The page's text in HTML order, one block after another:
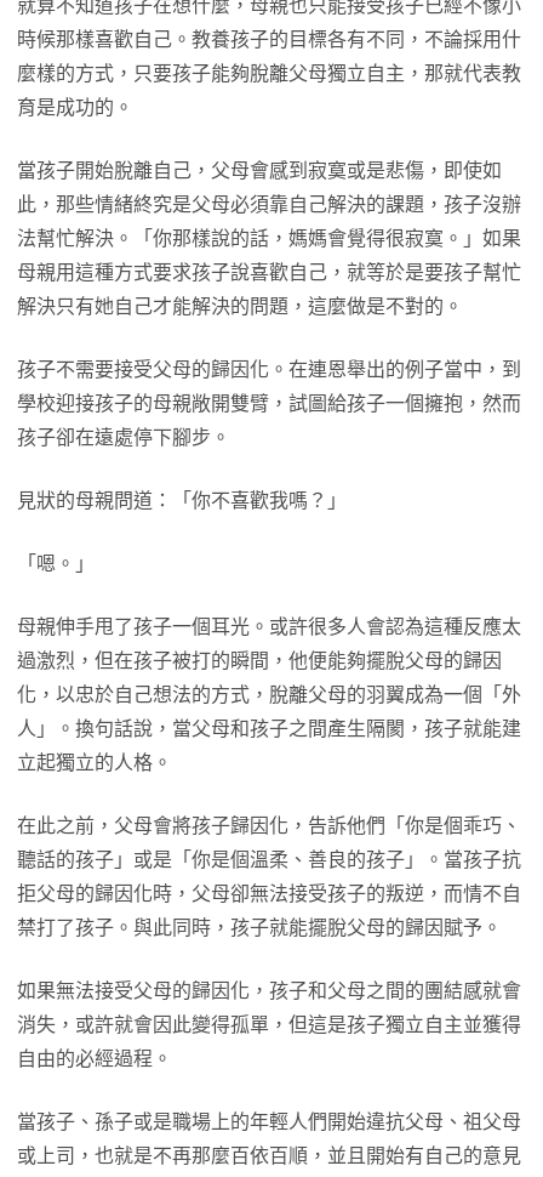
就算不知道孩子在想什麼，母親也只能接受孩子已經不像小
時候那樣喜歡自己。教養孩子的目標各有不同，不論採用什
麼樣的方式，只要孩子能夠脫離父母獨立自主，那就代表教
育是成功的。
當孩子開始脫離自己，父母會感到寂寞或是悲傷，即使如
此，那些情緒終究是父母必須靠自己解決的課題，孩子沒辦
法幫忙解決。「你那樣說的話，媽媽會覺得很寂寞。」如果
母親用這種方式要求孩子說喜歡自己，就等於是要孩子幫忙
解決只有她自己才能解決的問題，這麼做是不對的。
孩子不需要接受父母的歸因化。在連恩舉出的例子當中，到
學校迎接孩子的母親敞開雙臂，試圖給孩子一個擁抱，然而
孩子卻在遠處停下腳步。
見狀的母親問道：「你不喜歡我嗎？」
「嗯。」
母親伸手甩了孩子一個耳光。或許很多人會認為這種反應太
過激烈，但在孩子被打的瞬間，他便能夠擺脫父母的歸因
化，以忠於自己想法的方式，脫離父母的羽翼成為一個「外
人」。換句話說，當父母和孩子之間產生隔閡，孩子就能建
立起獨立的人格。
在此之前，父母會將孩子歸因化，告訴他們「你是個乖巧、
聽話的孩子」或是「你是個溫柔、善良的孩子」。當孩子抗
拒父母的歸因化時，父母卻無法接受孩子的叛逆，而情不自
禁打了孩子。與此同時，孩子就能擺脫父母的歸因賦予。
如果無法接受父母的歸因化，孩子和父母之間的團結感就會
消失，或許就會因此變得孤單，但這是孩子獨立自主並獲得
自由的必經過程。
當孩子、孫子或是職場上的年輕人們開始違抗父母、祖父母
或上司，也就是不再那麼百依百順，並且開始有自己的意見